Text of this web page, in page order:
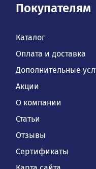
Покупателям
Каталог
Оплата и доставка
Дополнительные
Акции
О компании
Статьи
Отзывы
Сертификаты